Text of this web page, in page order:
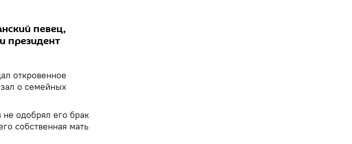
певец,
президент
откровенное
о семейных
одобрял его брак
собственная мать